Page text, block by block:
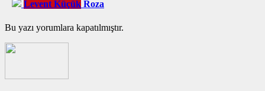
Levent Küçük Roza
Bu yazı yorumlara kapatılmıştır.